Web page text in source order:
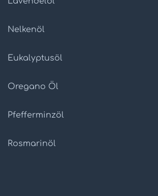
Nelkenöl
Eukalyptusöl
Oregano Öl
Pfefferminzöl
Rosmarinöl